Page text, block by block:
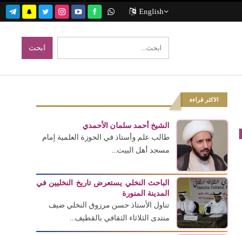
English
الاكثر قراءة
الشيخ أحمد سلمان الأحمدي
طالب علم وأستاذ في الحوزة العلمية إمام
مسجد أهل البيت...
الباحث النخلي يستعرض تاريخ النخليين في
المدينة المنورة
تناول الأستاذ حسن مرزوق النخلي ضيف
منتدى الثلاثاء الثقافي بالقطيف...